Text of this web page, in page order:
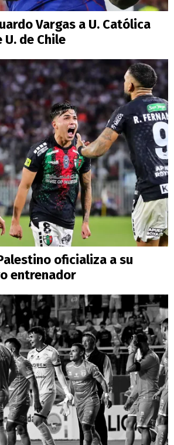
Vargas a U. Católica
de Chile
oficializa a su
entrenador